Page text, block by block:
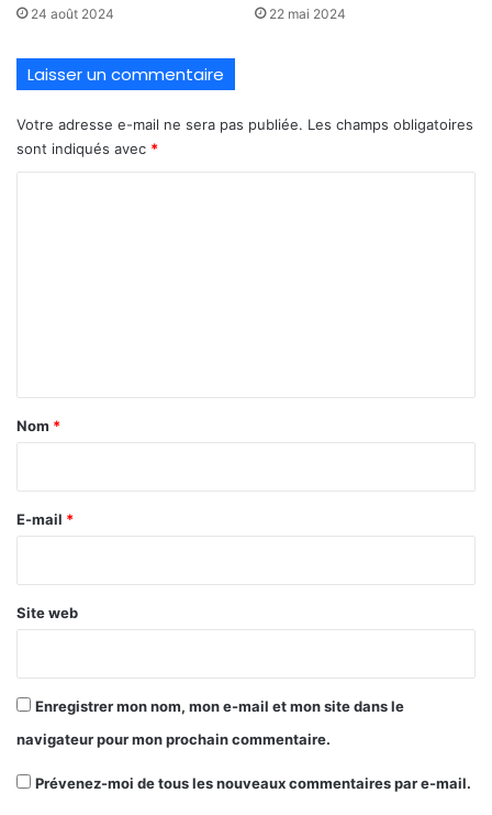
24 août 2024 22 mai 2024
Laisser un commentaire
Votre adresse e-mail ne sera pas publiée. Les champs obligatoires
sont indiqués avec *
a
e
Nom *
E-mail *
Site web
Enregistrer mon nom, mon e-mail et mon site dans le
navigateur pour mon prochain commentaire.
Prévenez-moi de tous les nouveaux commentaires par e-mail.